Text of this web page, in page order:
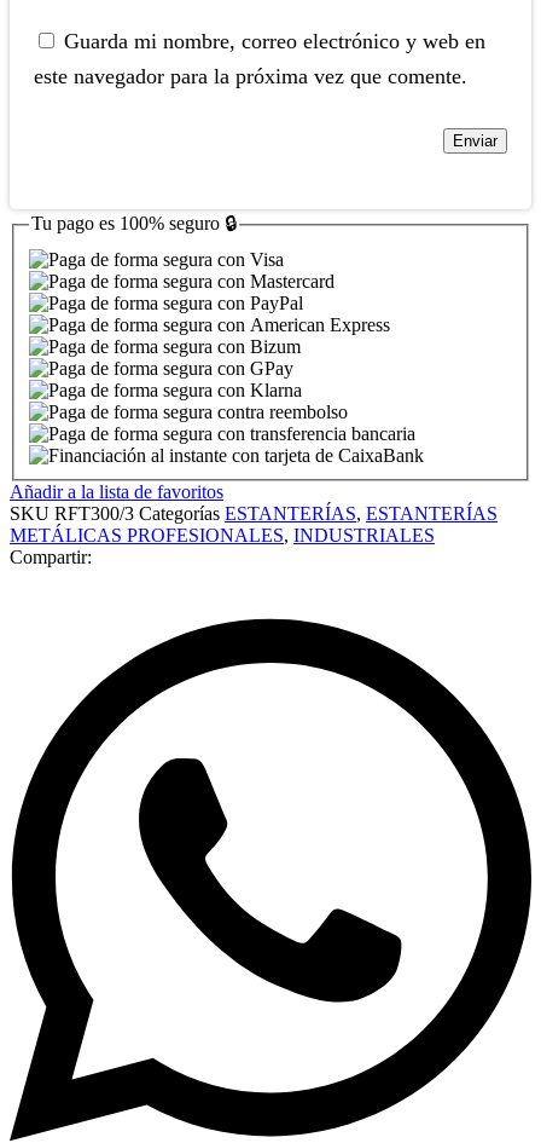
Guarda mi nombre, correo electrónico y web en
este navegador para la próxima vez que comente.
Tu pago es 100% seguro 🔒
Añadir a la lista de favoritos
SKU RFT300/3 Categorías ESTANTERÍAS, ESTANTERÍAS
METÁLICAS PROFESIONALES, INDUSTRIALES
Compartir: